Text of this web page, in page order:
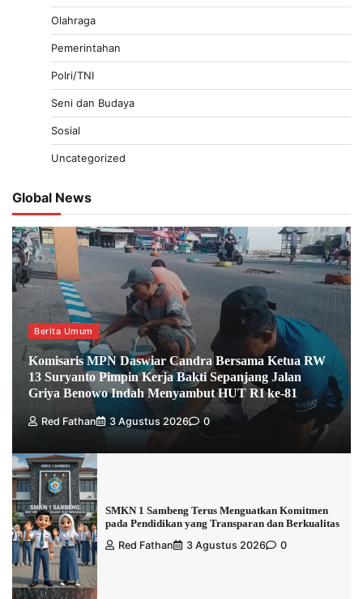
Olahraga
Pemerintahan
Polri/TNI
Seni dan Budaya
Sosial
Uncategorized
Global News
Berita Umum
Komisaris MPN Daswiar Candra Bersama Ketua RW
13 Suryanto Pimpin Kerja Bakti Sepanjang Jalan
Griya Benowo Indah Menyambut HUT RI ke-81
Red Fathan 3 Agustus 2026 0
SMKN 1 Sambeng Terus Menguatkan Komitmen
pada Pendidikan yang Transparan dan Berkualitas
Red Fathan
3 Agustus 2026 0